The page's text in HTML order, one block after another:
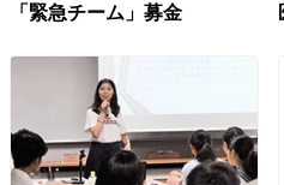
「緊急チーム」募金